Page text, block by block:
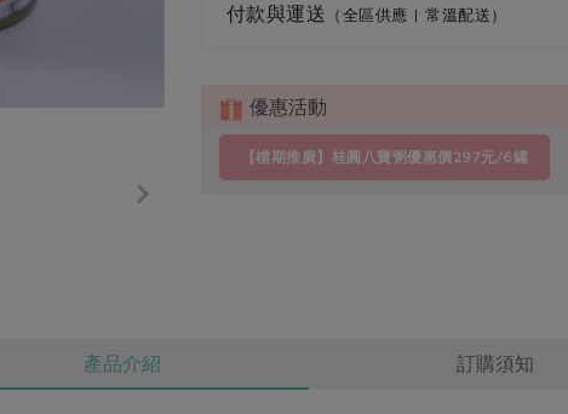
付款與運送 （全區供應 | 常溫配送）
優惠活動
【檔期推廣】桂圓八寶粥優惠價297元/6罐
產品介紹 訂購須知